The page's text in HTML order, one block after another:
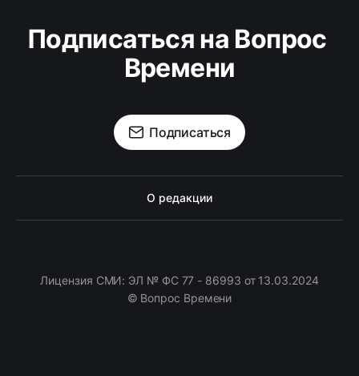
Подписаться на Вопрос
Времени
Подписаться
О редакции
Лицензия СМИ: ЭЛ № ФС 77 - 86993 от 13.03.2024
© Вопрос Времени